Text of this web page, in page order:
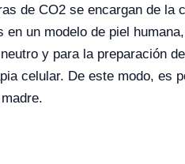
de CO2 se encargan de la
un modelo de piel
y para la preparación
celular. De este modo, es